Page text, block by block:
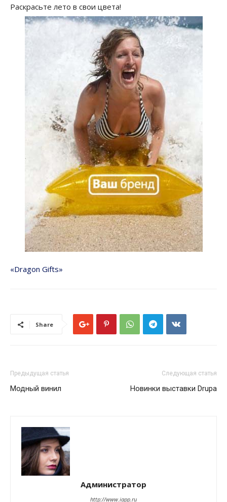
Раскрасьте лето в свои цвета!
«Dragon Gifts»
Share
Предыдущая статья
Модный винил
Следующая статья
Новинки выставки Drupa
Администратор
http://www.iapp.ru